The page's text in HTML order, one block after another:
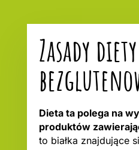
Zasady diety
Dieta ta polega na
produktów
to białka znajdujące